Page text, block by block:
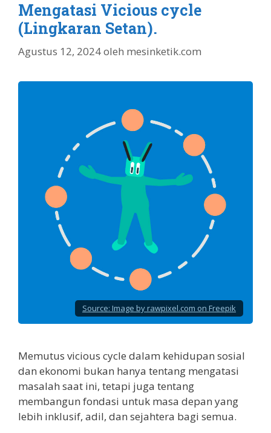
Mengatasi Vicious cycle
(Lingkaran Setan).
Agustus 12, 2024oleh mesinketik.com
Source: Image by rawpixel.com on Freepik
Memutus vicious cycle dalam kehidupan sosial
dan ekonomi bukan hanya tentang mengatasi
masalah saat ini, tetapi juga tentang
membangun fondasi untuk masa depan yang
lebih inklusif, adil, dan sejahtera bagi semua.